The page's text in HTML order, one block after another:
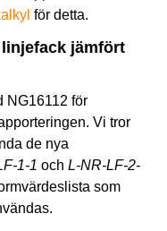
för detta.
jämfört
NG16112 för
Vi tror
de nya
1-1 och L-NR-LF-2-
som